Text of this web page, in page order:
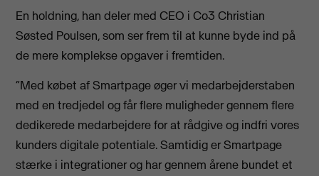
En holdning, han deler med CEO i Co3 Christian
Søsted Poulsen, som ser frem til at kunne byde ind på
de mere komplekse opgaver i fremtiden.
“Med købet af Smartpage øger vi medarbejderstaben
med en tredjedel og får flere muligheder gennem flere
dedikerede medarbejdere for at rådgive og indfri vores
kunders digitale potentiale. Samtidig er Smartpage
stærke i integrationer og har gennem årene bundet et